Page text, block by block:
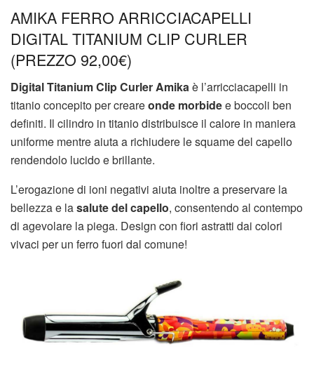
AMIKA FERRO ARRICCIACAPELLI
DIGITAL TITANIUM CLIP CURLER
(PREZZO 92,00€)
Digital Titanium Clip Curler Amikaè l’arricciacapelli in
titanio concepito per creareonde morbidee boccoli ben
definiti. Il cilindro in titanio distribuisce il calore in maniera
uniforme mentre aiuta a richiudere le squame del capello
rendendolo lucido e brillante.
L’erogazione di ioni negativi aiuta inoltre a preservare la
bellezza e lasalute del capello, consentendo al contempo
di agevolare la piega. Design con fiori astratti dai colori
vivaci per un ferro fuori dal comune!